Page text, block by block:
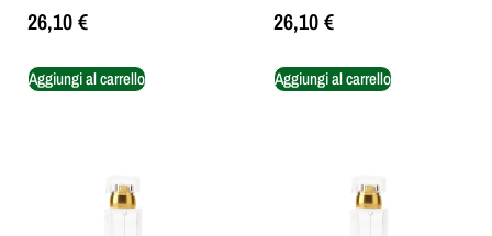
26,10€
Aggiungi al carrello
26,10€
Aggiungi al carrello